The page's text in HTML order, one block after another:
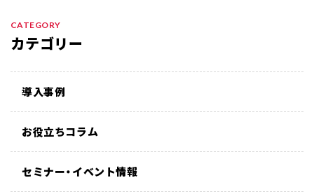
CATEGORY
カテゴリー
導入事例
お役立ちコラム
セミナー・イベント情報